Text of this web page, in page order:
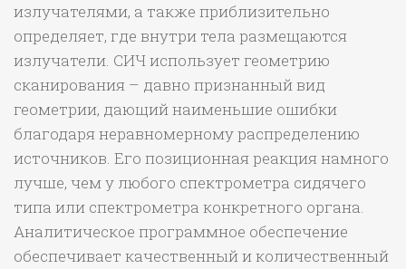
излучателями, а также приблизительно
определяет, где внутри тела размещаются
излучатели. СИЧ использует геометрию
сканирования – давно признанный вид
геометрии, дающий наименьшие ошибки
благодаря неравномерному распределению
источников. Его позиционная реакция намного
лучше, чем у любого спектрометра сидячего
типа или спектрометра конкретного органа.
Аналитическое программное обеспечение
обеспечивает качественный и количественный